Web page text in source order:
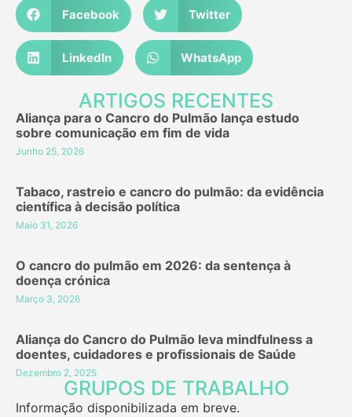
Facebook Twitter
LinkedIn WhatsApp
ARTIGOS RECENTES
Aliança para o Cancro do Pulmão lança estudo
sobre comunicação em fim de vida
Junho 25, 2026
Tabaco, rastreio e cancro do pulmão: da evidência
científica à decisão política
Maio 31, 2026
O cancro do pulmão em 2026: da sentença à
doença crónica
Março 3, 2026
Aliança do Cancro do Pulmão leva mindfulness a
doentes, cuidadores e profissionais de Saúde
Dezembro 2, 2025
GRUPOS DE TRABALHO
Informação disponibilizada em breve.